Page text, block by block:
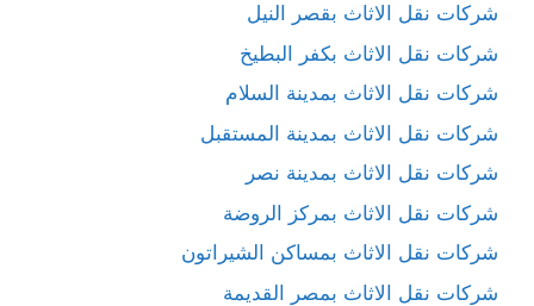
شركات نقل الاثاث بقصر النيل
شركات نقل الاثاث بكفر البطيخ
شركات نقل الاثاث بمدينة السلام
شركات نقل الاثاث بمدينة المستقبل
شركات نقل الاثاث بمدينة نصر
شركات نقل الاثاث بمركز الروضة
شركات نقل الاثاث بمساكن الشيراتون
شركات نقل الاثاث بمصر القديمة